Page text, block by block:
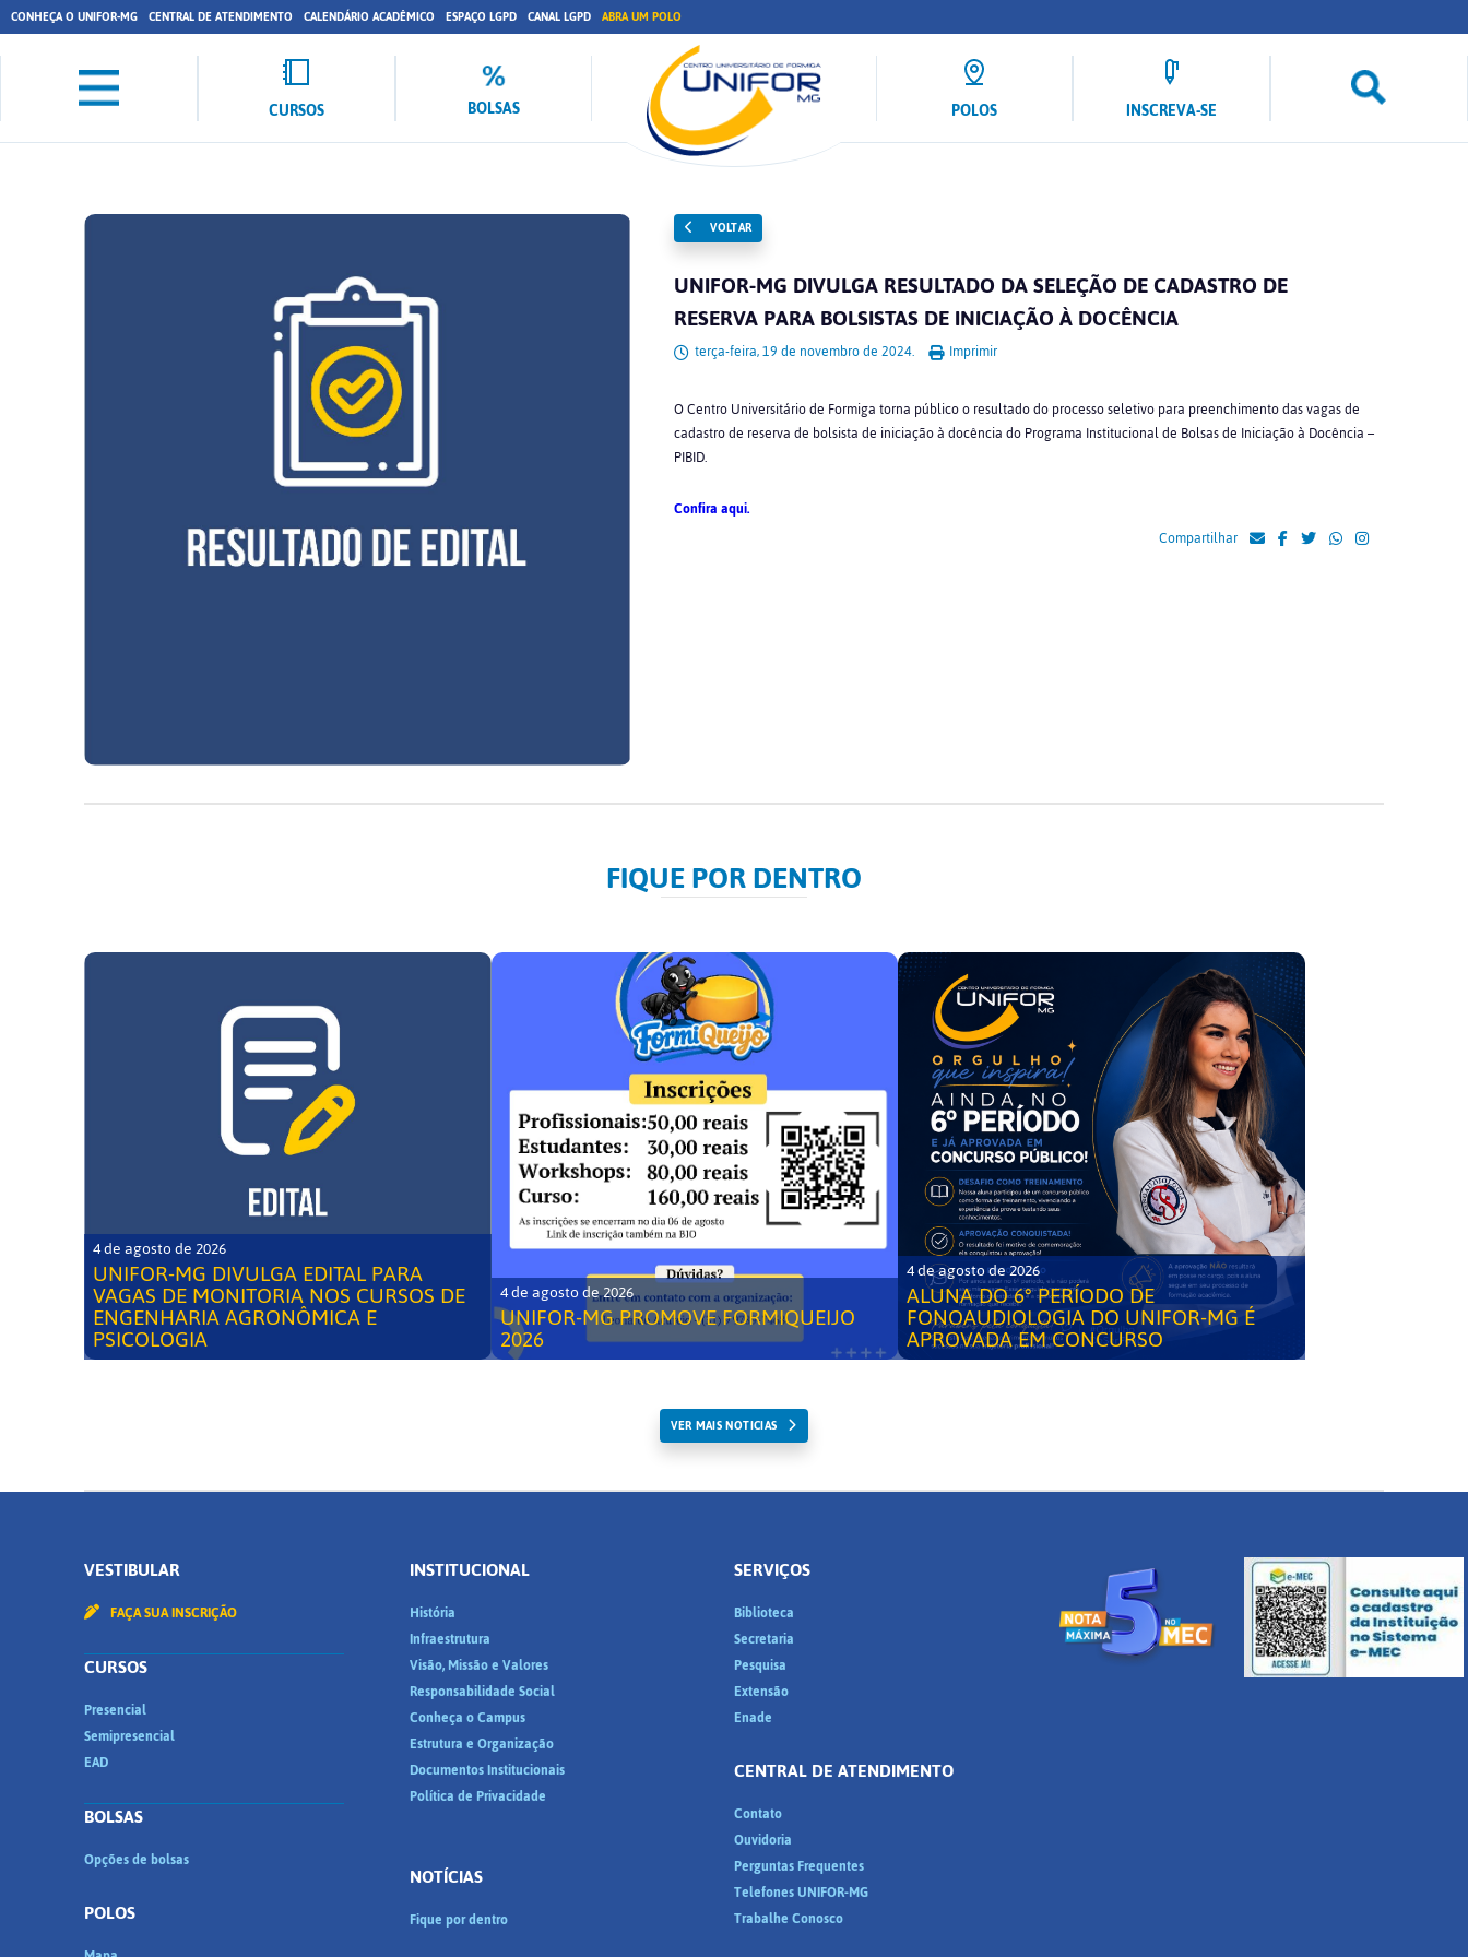
CONHEÇA O UNIFOR-MG CENTRAL DE ATENDIMENTO CALENDÁRIO ACADÊMICO ESPAÇO LGPD CANAL LGPD ABRA UM POLO
CURSOS BOLSAS POLOS INSCREVA-SE
VOLTAR
UNIFOR-MG DIVULGA RESULTADO DA SELEÇÃO DE CADASTRO DE
RESERVA PARA BOLSISTAS DE INICIAÇÃO À DOCÊNCIA
terça-feira, 19 de novembro de 2024. Imprimir
O Centro Universitário de Formiga torna público o resultado do processo seletivo para preenchimento das vagas de
cadastro de reserva de bolsista de iniciação à docência do Programa Institucional de Bolsas de Iniciação à Docência –
PIBID.
Confira aqui.
Compartilhar
FIQUE POR DENTRO
4 de agosto de 2026
UNIFOR-MG DIVULGA EDITAL PARA
VAGAS DE MONITORIA NOS CURSOS DE
ENGENHARIA AGRONÔMICA E
PSICOLOGIA
4 de agosto de 2026
UNIFOR-MG PROMOVE FORMIQUEIJO
2026
4 de agosto de 2026
ALUNA DO 6° PERÍODO DE
FONOAUDIOLOGIA DO UNIFOR-MG É
APROVADA EM CONCURSO
VER MAIS NOTICIAS
VESTIBULAR
FAÇA SUA INSCRIÇÃO
CURSOS
Presencial
Semipresencial
EAD
BOLSAS
Opções de bolsas
POLOS
INSTITUCIONAL
História
Infraestrutura
Visão, Missão e Valores
Responsabilidade Social
Conheça o Campus
Estrutura e Organização
Documentos Institucionais
Política de Privacidade
NOTÍCIAS
Fique por dentro
SERVIÇOS
Biblioteca
Secretaria
Pesquisa
Extensão
Enade
CENTRAL DE ATENDIMENTO
Contato
Ouvidoria
Perguntas Frequentes
Telefones UNIFOR-MG
Trabalhe Conosco